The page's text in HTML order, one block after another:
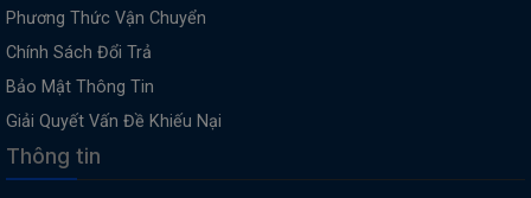
Phương Thức Vận Chuyển
Chính Sách Đổi Trả
Bảo Mật Thông Tin
Giải Quyết Vấn Đề Khiếu Nại
Thông tin